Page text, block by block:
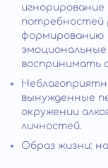
игнорирование
потребностей
формированию
воспринимать
вынужденные
окружении
личностей.
Образ жизни: